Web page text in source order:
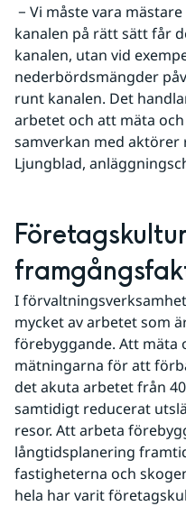
− Vi måste vara
kanalen på rätt sätt får
kanalen, utan vid
nederbördsmängder
runt kanalen. Det
arbetet och att mäta
samverkan med aktörer
Ljungblad,
I
mycket av arbetet som
förebyggande. Att mäta
mätningarna för att
det akuta arbetet från
samtidigt reducerat
resor. Att arbeta
långtidsplanering
fastigheterna och
hela har varit